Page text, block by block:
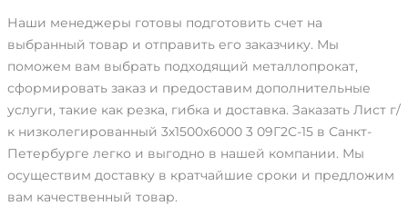
Наши менеджеры готовы подготовить счет на
выбранный товар и отправить его заказчику. Мы
поможем вам выбрать подходящий металлопрокат,
сформировать заказ и предоставим дополнительные
услуги, такие как резка, гибка и доставка. Заказать Лист г/
к низколегированный 3х1500х6000 3 09Г2С-15 в Санкт-
Петербурге легко и выгодно в нашей компании. Мы
осуществим доставку в кратчайшие сроки и предложим
вам качественный товар.